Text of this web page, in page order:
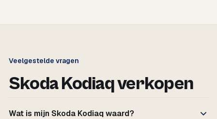
Veelgestelde vragen
Skoda Kodiaq verkopen
Wat is mijn Skoda Kodiaq waard?